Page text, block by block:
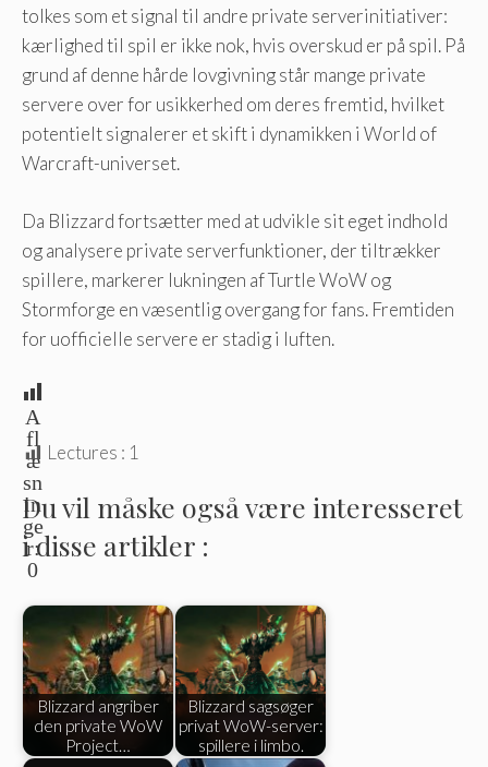
tolkes som et signal til andre private serverinitiativer:
kærlighed til spil er ikke nok, hvis overskud er på spil. På
grund af denne hårde lovgivning står mange private
servere over for usikkerhed om deres fremtid, hvilket
potentielt signalerer et skift i dynamikken i World of
Warcraft-universet.
Da Blizzard fortsætter med at udvikle sit eget indhold
og analysere private serverfunktioner, der tiltrækker
spillere, markerer lukningen af ​​Turtle WoW og
Stormforge en væsentlig overgang for fans. Fremtiden
for uofficielle servere er stadig i luften.
A
fl
æ
sn
in
ge
r:
0
Lectures : 1
Du vil måske også være interesseret
i disse artikler :
Blizzard angriber
den private WoW
Project…
Blizzard sagsøger
privat WoW-server:
spillere i limbo.